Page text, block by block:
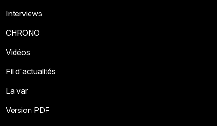
Interviews
CHRONO
Vidéos
Fil d'actualités
La var
Version PDF